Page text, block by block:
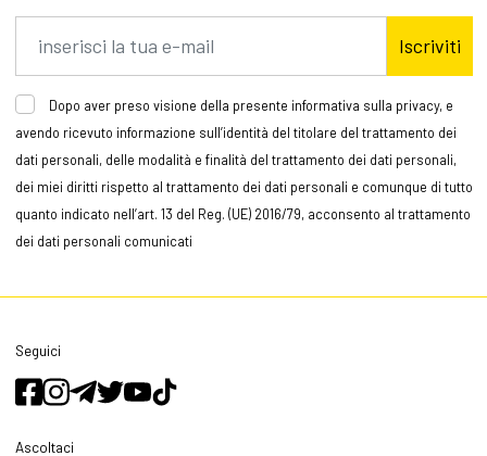
Iscriviti
Dopo aver preso visione della presente informativa sulla privacy, e
avendo ricevuto informazione sull’identità del titolare del trattamento dei
dati personali, delle modalità e finalità del trattamento dei dati personali,
dei miei diritti rispetto al trattamento dei dati personali e comunque di tutto
quanto indicato nell’art. 13 del Reg. (UE) 2016/79, acconsento al trattamento
dei dati personali comunicati
Seguici
Ascoltaci